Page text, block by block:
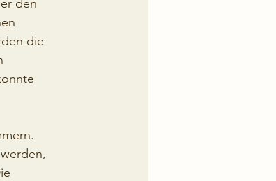
den
die